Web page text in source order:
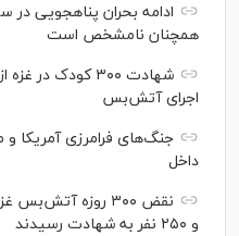
ادامه بحران پناهجویی
همچنان نامشخص است
شهادت ۳۰۰ کودک
اجرای آتش‌بس
جنگ‌های فرامرزی آمریکا
داخل
نقض ۳۰۰ روزه
و ۲۵۰ نفر به شهادت رسیدند